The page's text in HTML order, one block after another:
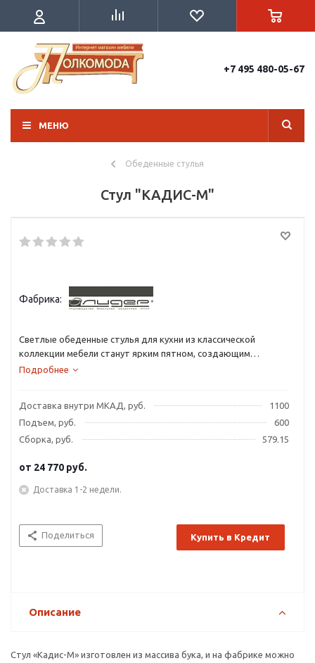
+7 495 480-05-67
МЕНЮ
Обеденные стулья
Стул "КАДИС-М"
Фабрика:
Светлые обеденные стулья для кухни из классической
коллекции мебели станут ярким пятном, создающим
стильный интерьер.
Подробнее
Доставка внутри МКАД, руб.
1100
Подъем, руб.
600
Сборка, руб.
579.15
от 24 770 руб.
Доставка 1-2 недели.
Поделиться Купить в Кредит
Описание
Стул «Кадис-М» изготовлен из массива бука, и на фабрике можно